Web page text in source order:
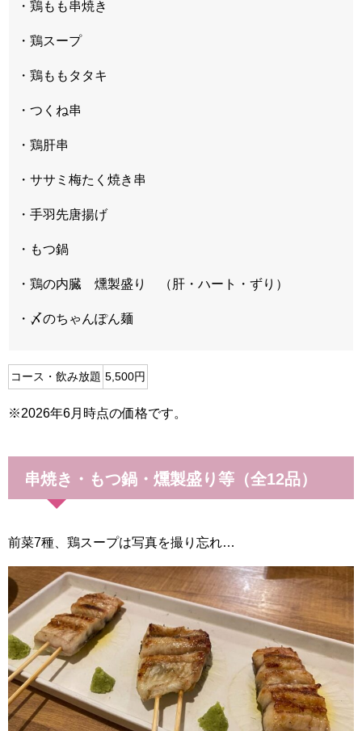
・鶏もも串焼き
・鶏スープ
・鶏ももタタキ
・つくね串
・鶏肝串
・ササミ梅たく焼き串
・手羽先唐揚げ
・もつ鍋
・鶏の内臓 燻製盛り （肝・ハート・ずり）
・〆のちゃんぽん麺
コース・飲み放題 5,500円
※2026年6月時点の価格です。
串焼き・もつ鍋・燻製盛り等（全12品）
前菜7種、鶏スープは写真を撮り忘れ…